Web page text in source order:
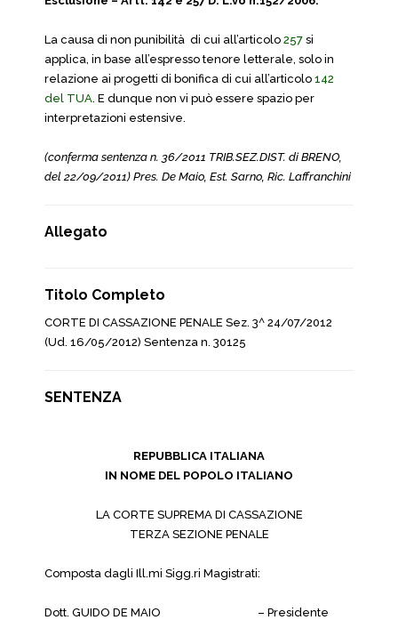
La causa di non punibilità di cui all’articolo 257 si
applica, in base all’espresso tenore letterale, solo in
relazione ai progetti di bonifica di cui all’articolo 142
del TUA. E dunque non vi può essere spazio per
interpretazioni estensive.
(conferma sentenza n. 36/2011 TRIB.SEZ.DIST. di BRENO,
del 22/09/2011) Pres. De Maio, Est. Sarno, Ric. Laffranchini
Allegato
Titolo Completo
CORTE DI CASSAZIONE PENALE Sez. 3^ 24/07/2012
(Ud. 16/05/2012) Sentenza n. 30125
SENTENZA
REPUBBLICA ITALIANA
IN NOME DEL POPOLO ITALIANO
LA CORTE SUPREMA DI CASSAZIONE
TERZA SEZIONE PENALE
Composta dagli Ill.mi Sigg.ri Magistrati:
Dott. GUIDO DE MAIO
– Presidente